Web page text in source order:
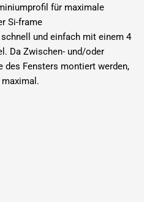
für maximale
Si-frame
und einfach mit einem 4
Da Zwischen- und/oder
des Fensters montiert werden,